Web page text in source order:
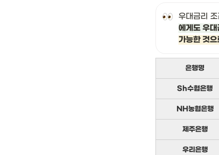
우대금리
에게도 우
가능한 것
은행명
Sh수협은행
NH농협은행
제주은행
우리은행